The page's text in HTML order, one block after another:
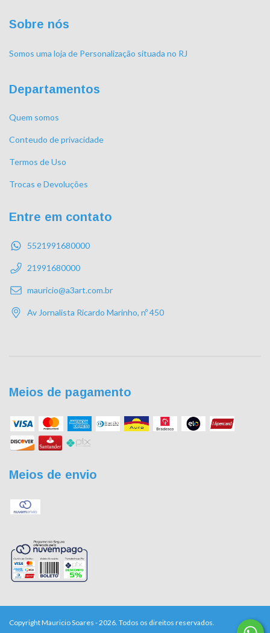
Sobre nós
Somos uma loja de Personalização situada no RJ
Departamentos
Quem somos
Conteudo de privacidade
Termos de Uso
Trocas e Devoluções
Entre em contato
5521991680000
21991680000
mauricio@a3art.com.br
Av Jornalista Ricardo Marinho, nº 450
Meios de pagamento
Meios de envio
Copyright Mauricio Soares - 2026. Todos os direitos reservados.